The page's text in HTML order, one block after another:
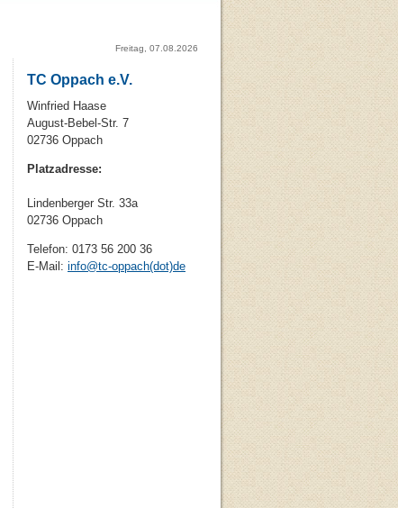
Freitag, 07.08.2026
TC Oppach e.V.
Winfried Haase
August-Bebel-Str. 7
02736 Oppach
Platzadresse:
Lindenberger Str. 33a
02736 Oppach
Telefon: 0173 56 200 36
E-Mail: info@tc-oppach(dot)de